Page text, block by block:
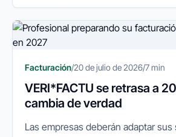
Facturación/20 de julio de 2026/7 min
VERI*FACTU se retrasa a
cambia de verdad
Las empresas deberán adaptar